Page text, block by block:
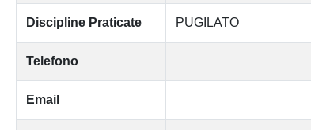
Discipline Praticate PUGILATO
Telefono
Email